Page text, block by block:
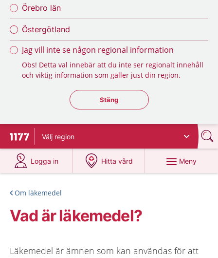
Örebro län
Östergötland
Jag vill inte se någon regional information
Obs! Detta val innebär att du inte ser regionalt innehåll
och viktig information som gäller just din region.
Stäng regionsväljaren
Stäng
Till startsidan för 1177
Välj region
Logga in
på 1177.se
Hitta vård
på 1177.se
Meny
Om läkemedel
Vad är läkemedel?
Läkemedel är ämnen som kan användas för att